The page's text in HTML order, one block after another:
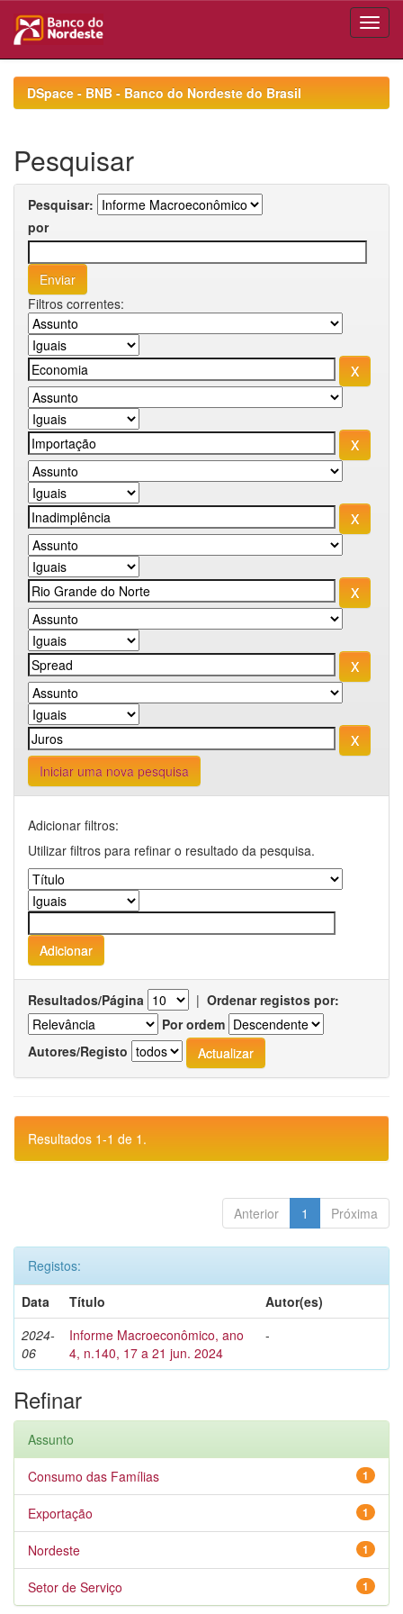
navigationDSpace - BNB - Banco do Nordeste do Brasil
Pesquisar
Pesquisar:
por
Filtros correntes:
Iniciar uma nova pesquisa
Adicionar filtros:
Utilizar filtros para refinar o resultado da pesquisa.
Resultados/Página | Ordenar registos por:
Por ordem
Autores/Registo
Resultados 1-1 de 1.
Anterior 1 Próxima
Registos:
Data
Título
Autor(es)
2024-
06
Informe Macroeconômico, ano
4, n.140, 17 a 21 jun. 2024
-
Refinar
Assunto
1
Consumo das Famílias
1
Exportação
1
Nordeste
1
Setor de Serviço